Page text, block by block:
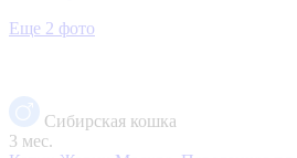
Еще 2 фото
Сибирская кошка
3 мес.